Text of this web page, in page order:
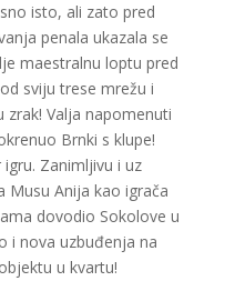
isto, ali zato pred
penala ukazala se
maestralnu loptu pred
sviju trese mrežu i
zrak! Valja napomenuti
Brnki s klupe!
Zanimljivu i uz
Musu Anija kao igrača
dovodio Sokolove u
i nova uzbuđenja na
u kvartu!